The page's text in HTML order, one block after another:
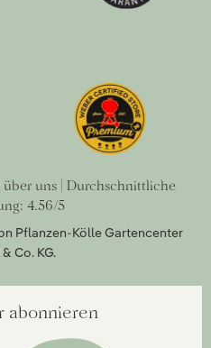
über uns | Durchschnittliche
4.56/5
Pflanzen-Kölle Gartencenter
Co. KG.
abonnieren